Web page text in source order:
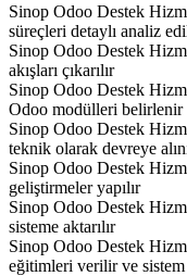
Sinop Odoo Destek
süreçleri detaylı analiz
Sinop Odoo Destek
akışları çıkarılır
Sinop Odoo Destek
Odoo modülleri belirlenir
Sinop Odoo Destek
teknik olarak devreye
Sinop Odoo Destek
geliştirmeler yapılır
Sinop Odoo Destek
sisteme aktarılır
Sinop Odoo Destek
eğitimleri verilir ve sistem